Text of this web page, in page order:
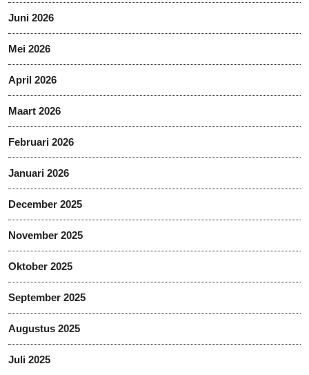
Juni 2026
Mei 2026
April 2026
Maart 2026
Februari 2026
Januari 2026
December 2025
November 2025
Oktober 2025
September 2025
Augustus 2025
Juli 2025